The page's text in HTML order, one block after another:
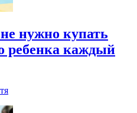
нужно купать
ребенка каждый